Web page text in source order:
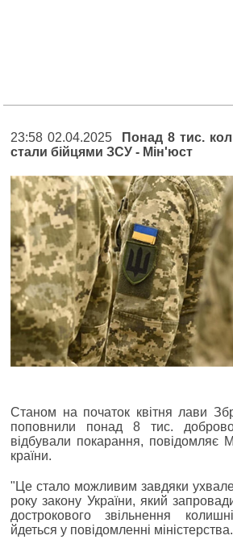
23:58 02.04.2025
Понад 8 тис.
стали бійцями ЗСУ - Мін'юст
Станом на початок квітня лави
поповнили понад 8 тис.
відбували покарання, повідомляє
країни.
"Це стало можливим завдяки
року закону України, який
дострокового звільнення
йдеться у повідомленні міністерства.